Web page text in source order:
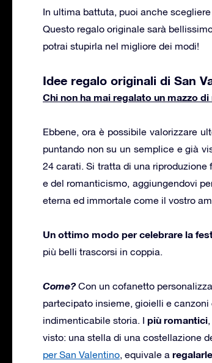
In ultima battuta, puoi anche scegliere
Questo regalo originale sarà
potrai stupirla nel migliore dei modi!
Idee regalo originali di San
Chi non ha mai regalato un mazzo
Ebbene, ora è possibile valorizzare
puntando non su un semplice e già
24 carati. Si tratta di una
e del romanticismo, aggiungendovi
eterna ed immortale come il vostro
Un ottimo modo per celebrare la
più belli trascorsi in coppia.
Come? Con un cofanetto
partecipato insieme, gioielli e
indimenticabile storia. I più romantici
visto: una stella di una costellazione
per San Valentino, equivale a